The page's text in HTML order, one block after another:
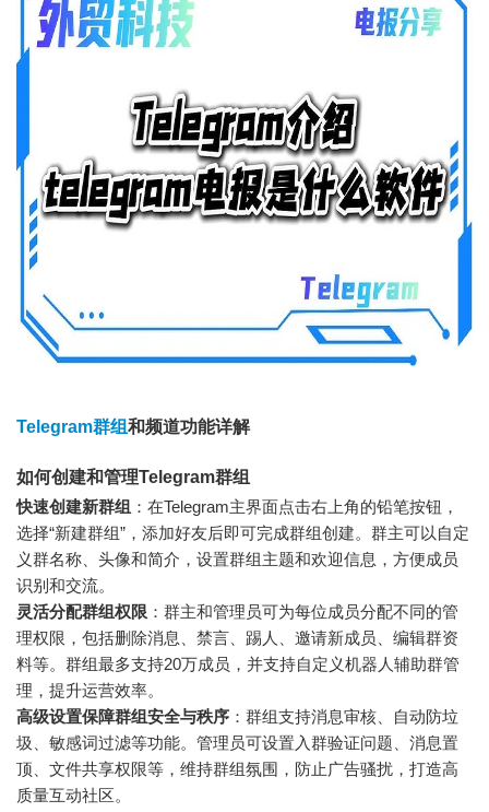
Telegram群组和频道功能详解
如何创建和管理Telegram群组
快速创建新群组 ：在Telegram主界面点击右上角的铅笔按钮，
选择“新建群组”，添加好友后即可完成群组创建。群主可以自定
义群名称、头像和简介，设置群组主题和欢迎信息，方便成员
识别和交流。
灵活分配群组权限 ：群主和管理员可为每位成员分配不同的管
理权限，包括删除消息、禁言、踢人、邀请新成员、编辑群资
料等。群组最多支持20万成员，并支持自定义机器人辅助群管
理，提升运营效率。
高级设置保障群组安全与秩序 ：群组支持消息审核、自动防垃
圾、敏感词过滤等功能。管理员可设置入群验证问题、消息置
顶、文件共享权限等，维持群组氛围，防止广告骚扰，打造高
质量互动社区。